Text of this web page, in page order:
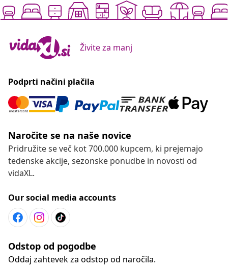
Živite za manj
Podprti načini plačila
Naročite se na naše novice
Pridružite se več kot 700.000 kupcem, ki prejemajo
tedenske akcije, sezonske ponudbe in novosti od
vidaXL.
Our social media accounts
Odstop od pogodbe
Oddaj zahtevek za odstop od naročila.